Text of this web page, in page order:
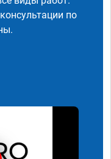
по